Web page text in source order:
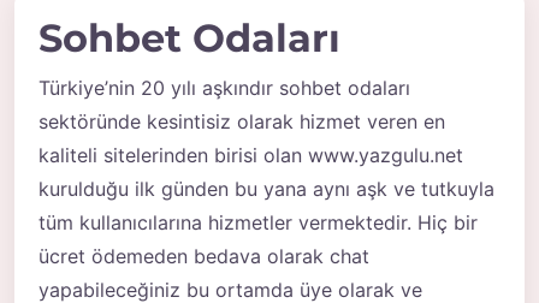
Sohbet Odaları
Türkiye’nin 20 yılı aşkındır sohbet odaları
sektöründe kesintisiz olarak hizmet veren en
kaliteli sitelerinden birisi olan www.yazgulu.net
kurulduğu ilk günden bu yana aynı aşk ve tutkuyla
tüm kullanıcılarına hizmetler vermektedir. Hiç bir
ücret ödemeden bedava olarak chat
yapabileceğiniz bu ortamda üye olarak ve